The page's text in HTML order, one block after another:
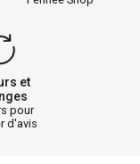
et
pour
d'avis